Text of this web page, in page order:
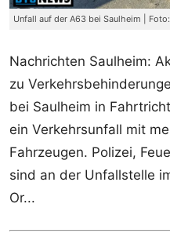
Unfall auf der A63 bei Saulheim |
Nachrichten Saulheim:
zu
bei Saulheim in
ein Verkehrsunfall mit
Fahrzeugen. Polizei,
sind an der Unfallstelle
Or...